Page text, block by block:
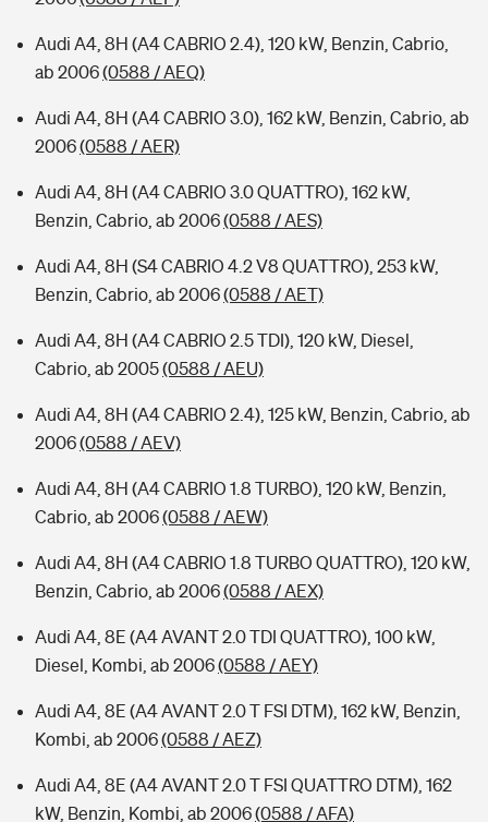
Audi A4, 8H (A4 CABRIO 2.4), 120 kW, Benzin, Cabrio,
ab 2006(0588 / AEQ)
Audi A4, 8H (A4 CABRIO 3.0), 162 kW, Benzin, Cabrio, ab
2006(0588 / AER)
Audi A4, 8H (A4 CABRIO 3.0 QUATTRO), 162 kW,
Benzin, Cabrio, ab 2006(0588 / AES)
Audi A4, 8H (S4 CABRIO 4.2 V8 QUATTRO), 253 kW,
Benzin, Cabrio, ab 2006(0588 / AET)
Audi A4, 8H (A4 CABRIO 2.5 TDI), 120 kW, Diesel,
Cabrio, ab 2005(0588 / AEU)
Audi A4, 8H (A4 CABRIO 2.4), 125 kW, Benzin, Cabrio, ab
2006(0588 / AEV)
Audi A4, 8H (A4 CABRIO 1.8 TURBO), 120 kW, Benzin,
Cabrio, ab 2006(0588 / AEW)
Audi A4, 8H (A4 CABRIO 1.8 TURBO QUATTRO), 120 kW,
Benzin, Cabrio, ab 2006(0588 / AEX)
Audi A4, 8E (A4 AVANT 2.0 TDI QUATTRO), 100 kW,
Diesel, Kombi, ab 2006(0588 / AEY)
Audi A4, 8E (A4 AVANT 2.0 T FSI DTM), 162 kW, Benzin,
Kombi, ab 2006(0588 / AEZ)
Audi A4, 8E (A4 AVANT 2.0 T FSI QUATTRO DTM), 162
kW, Benzin, Kombi, ab 2006(0588 / AFA)